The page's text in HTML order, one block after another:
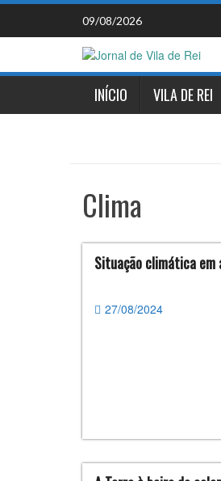
Skip
content
09/08/2026
INÍCIO VILA DE REI
Clima
Situação climática
27/08/2024